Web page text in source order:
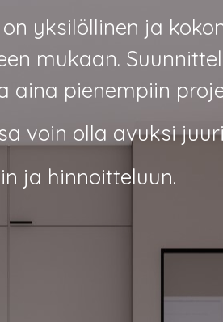
yksilöllinen ja
mukaan.
aina pienempiin
voin olla avuksi
ja hinnoitteluun.